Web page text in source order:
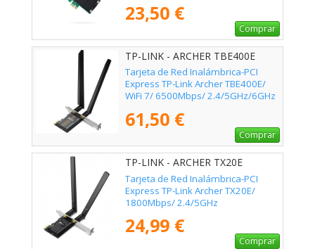
23,50 €
Comprar
TP-LINK - ARCHER TBE400E
Tarjeta de Red Inalámbrica-PCI
Express TP-Link Archer TBE400E/
WiFi 7/ 6500Mbps/ 2.4/5GHz/6GHz
61,50 €
Comprar
TP-LINK - ARCHER TX20E
Tarjeta de Red Inalámbrica-PCI
Express TP-Link Archer TX20E/
1800Mbps/ 2.4/5GHz
24,99 €
Comprar